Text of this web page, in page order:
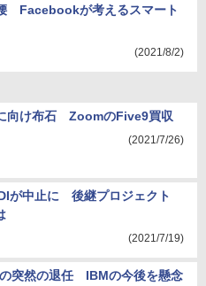
Facebookが考えるスマート
(2021/8/2)
向け布石 ZoomのFive9買収
(2021/7/26)
が中止に 後継プロジェクト
(2021/7/19)
突然の退任 IBMの今後を懸念